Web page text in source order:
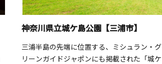
神奈川県立城ケ島公園【三浦市】
三浦半島の先端に位置する、ミシュラン・グ
リーンガイドジャポンにも掲載された「城ケ